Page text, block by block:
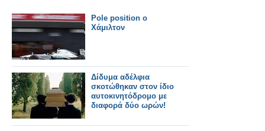
Pole position ο
Χάμιλτον
Δίδυμα αδέλφια
σκoτώθηκαν στον ίδιο
αυτοκινητόδρομο με
διαφορά δύο ωρών!